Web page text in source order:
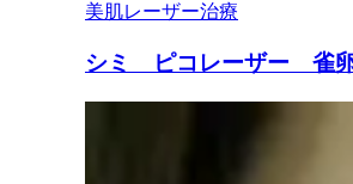
美肌レーザー治療
シミ ピコレーザー 雀